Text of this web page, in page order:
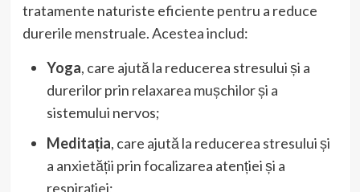
tratamente naturiste eficiente pentru a reduce
durerile menstruale. Acestea includ:
Yoga, care ajută la reducerea stresului și a
durerilor prin relaxarea mușchilor și a
sistemului nervos;
Meditația, care ajută la reducerea stresului și
a anxietății prin focalizarea atenției și a
respirației;